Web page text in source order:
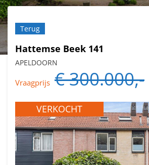
Terug
Hattemse Beek 141
APELDOORN
Vraagprijs € 300.000,-
VERKOCHT